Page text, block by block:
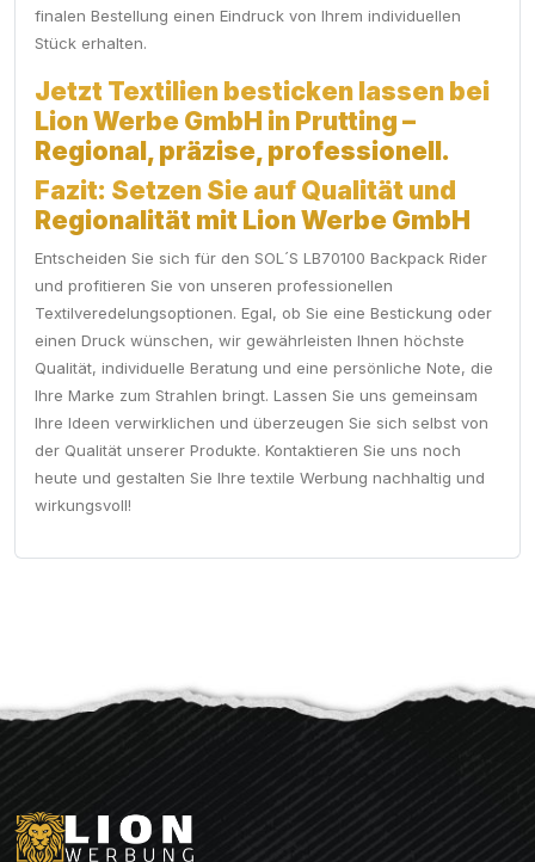
finalen Bestellung einen Eindruck von Ihrem individuellen
Stück erhalten.
Jetzt Textilien besticken lassen bei
Lion Werbe GmbH in Prutting –
Regional, präzise, professionell.
Fazit: Setzen Sie auf Qualität und
Regionalität mit Lion Werbe GmbH
Entscheiden Sie sich für den SOL´S LB70100 Backpack Rider
und profitieren Sie von unseren professionellen
Textilveredelungsoptionen. Egal, ob Sie eine Bestickung oder
einen Druck wünschen, wir gewährleisten Ihnen höchste
Qualität, individuelle Beratung und eine persönliche Note, die
Ihre Marke zum Strahlen bringt. Lassen Sie uns gemeinsam
Ihre Ideen verwirklichen und überzeugen Sie sich selbst von
der Qualität unserer Produkte. Kontaktieren Sie uns noch
heute und gestalten Sie Ihre textile Werbung nachhaltig und
wirkungsvoll!